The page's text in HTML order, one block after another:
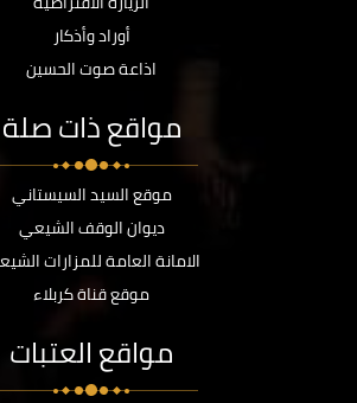
أوراد وأذكار
اذاعة صوت الحسين
مواقع ذات صلة
موقع السيد السيستاني
ديوان الوقف الشيعي
الامانة العامة للمزارات
موقع قناة كربلاء
مواقع العتبات